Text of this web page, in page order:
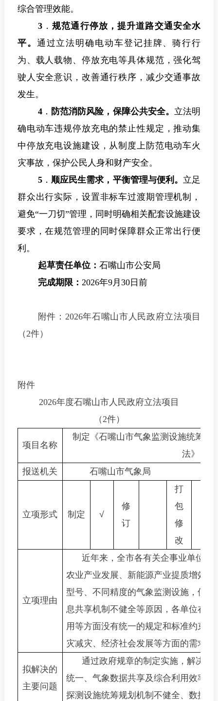
综合管理效能。
3．规范通行停放，提升道路交通安全水
平。 通过立法明确电动车登记挂牌、骑行行
为、载人载物、停放充电等具体规范，强化驾
驶人安全意识，改善通行秩序，减少交通事故
发生。
4． 防范消防风险，保障公共安全。 立法明
确电动车违规停放充电的禁止性规定，推动集
中停放充电设施建设，从制度上防范电动车火
灾事故，保护公民人身和财产安全。
5． 顺应民生需求，平衡管理与便利。 立足
群众出行实际，设置非标车过渡期管理机制，
避免“一刀切”管理，同时明确相关配套设施建设
要求，在规范管理的同时保障群众正常出行便
利。
起草责任单位： 石嘴山市公安局
完成期限： 2026年9月30日前
附件：2026年石嘴山市人民政府立法项目
（2件）
附件
2026年度石嘴山市人民政府立法项目
（2件）
项目名称
制定《石嘴山市气象监测设施统筹规
法》
报送机关
石嘴山市气象局
立项形式 制定 √
修
订
打
包
修
改
立项理由
近年来，全市各有关企事业单位以
农业产业发展、新能源产业提质增效
型号、不同精度的气象监测设施，但
息共享机制不健全等原因，各单位在
用等方面没有统一的规定和标准约束
灾减灾、经济社会发展等方面的需求
拟解决的
主要问题
通过政府规章的制定实施，解决各
统一、气象数据共享及综合利用效率
探测设施统筹规划机制不健全、数据